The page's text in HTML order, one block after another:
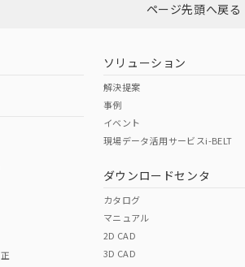
ダウンロードはこちらページ先頭へ戻る
ソリューション
解決提案
事例
イベント
現場データ活用サービスi-BELT
ダウンロードセンタ
カタログ
マニュアル
2D CAD
3D CAD